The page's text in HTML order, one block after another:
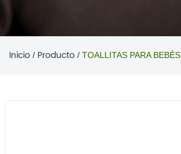
Inicio / Producto / TOALLITAS PARA BEBÉS